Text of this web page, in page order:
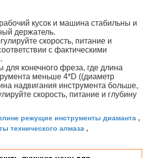
кусок и машина стабильны и
держатель.
скорость, питание и
с фактическими
для конечного фреза, где длина
меньше 4*D ((диаметр
надвигания инструмента больше,
скорость, питание и глубину
режущие инструменты диаманта ,
технического алмаза ,